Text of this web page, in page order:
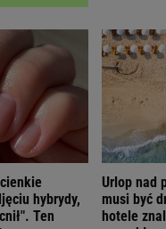
hybrydy,
Ten
Urlop nad
musi być
hotele